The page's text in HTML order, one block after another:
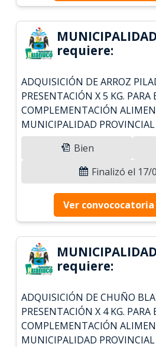
requiere:
ADQUISICIÓN DE ARROZ
PRESENTACIÓN X 5 KG. PARA
COMPLEMENTACIÓN
MUNICIPALIDAD
Bien
Finalizó el 17/
Ver
requiere:
ADQUISICIÓN DE CHUÑO
PRESENTACIÓN X 4 KG. PARA
COMPLEMENTACIÓN
MUNICIPALIDAD